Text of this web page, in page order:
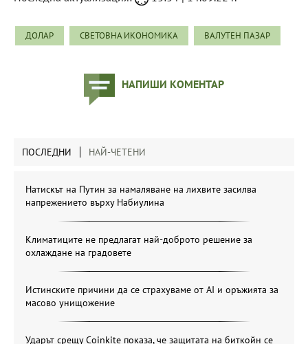
ДОЛАР СВЕТОВНА ИКОНОМИКА ВАЛУТЕН ПАЗАР
НАПИШИ КОМЕНТАР
ПОСЛЕДНИ НАЙ-ЧЕТЕНИ
Натискът на Путин за намаляване на лихвите засилва
напрежението върху Набиулина
Климатиците не предлагат най-доброто решение за
охлаждане на градовете
Истинските причини да се страхуваме от AI и оръжията за
масово унищожение
Ударът срещу Coinkite показа, че защитата на биткойн се